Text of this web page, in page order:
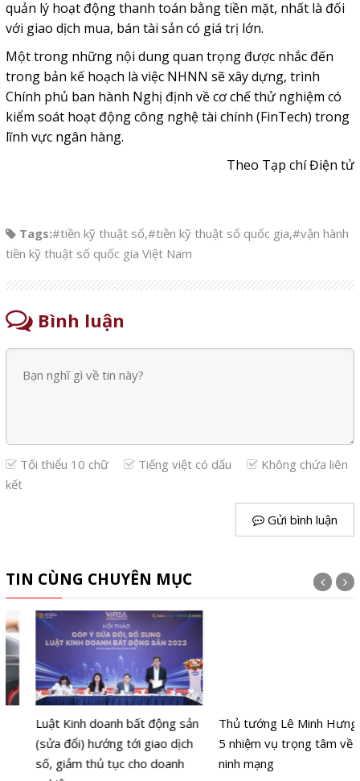
quản lý hoạt động thanh toán bằng tiền mặt, nhất là đối
với giao dịch mua, bán tài sản có giá trị lớn.
Một trong những nội dung quan trọng được nhắc đến
trong bản kế hoạch là việc NHNN sẽ xây dựng, trình
Chính phủ ban hành Nghị định về cơ chế thử nghiệm có
kiểm soát hoạt động công nghệ tài chính (FinTech) trong
lĩnh vực ngân hàng.
Theo Tạp chí Điện tử
Tags:#tiền kỹ thuật số,#tiền kỹ thuật số quốc gia,#vận hành
tiền kỹ thuật số quốc gia Việt Nam
Bình luận
Tối thiểu 10 chữ Tiếng việt có dấu
Không chứa liên
kết
Gửi bình luận
TIN CÙNG CHUYÊN MỤC
Luật Kinh doanh bất động sản
(sửa đổi) hướng tới giao dịch
số, giảm thủ tục cho doanh
Thủ tướng Lê Minh Hưng nêu
5 nhiệm vụ trọng tâm về an
ninh mạng